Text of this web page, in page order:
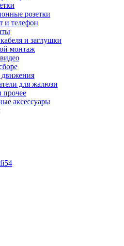
розетки
и телефон
и заглушки
монтаж
для жалюзи
прочее
аксессуары